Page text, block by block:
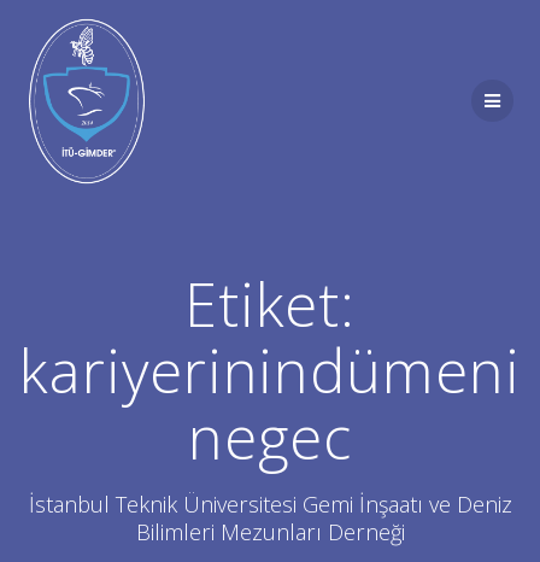
Etiket:
kariyerinindümeni
negec
İstanbul Teknik Üniversitesi Gemi İnşaatı ve Deniz
Bilimleri Mezunları Derneği